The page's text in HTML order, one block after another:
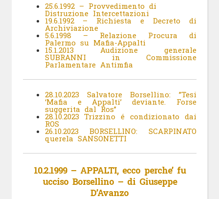
25.6.1992 – Provvedimento di
Distruzione Intercettazioni
19.6.1992 – Richiesta e Decreto di
Archiviazione
5.6.1998 – Relazione Procura di
Palermo su Mafia-Appalti
15.1.2013 Audizione generale
SUBRANNI in Commissione
Parlamentare Antimfia
28.10.2023 Salvatore Borsellino: ”Tesi
‘Mafia e Appalti’ deviante. Forse
suggerita dal Ros”
28.10.2023 Trizzino é condizionato dai
ROS
26.10.2023 BORSELLINO: SCARPINATO
querela SANSONETTI
10.2.1999 – APPALTI, ecco perche’ fu
ucciso Borsellino – di Giuseppe
D’Avanzo